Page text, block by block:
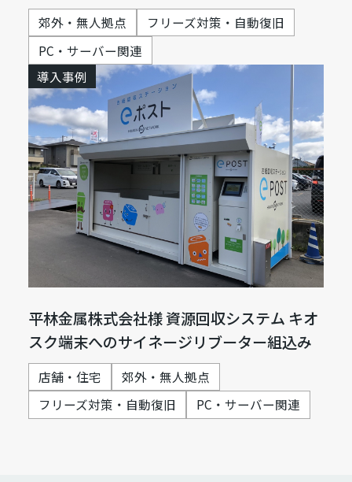
郊外・無人拠点
フリーズ対策・自動復旧
PC・サーバー関連
導入事例
平林金属株式会社様 資源回収システム キオ
スク端末へのサイネージリブーター組込み
店舗・住宅
郊外・無人拠点
フリーズ対策・自動復旧
PC・サーバー関連